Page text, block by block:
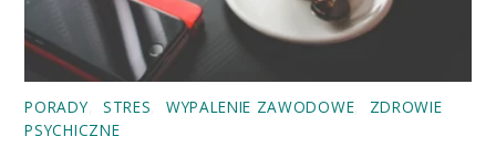
PORADY STRES WYPALENIE ZAWODOWE
ZDROWIE
PSYCHICZNE